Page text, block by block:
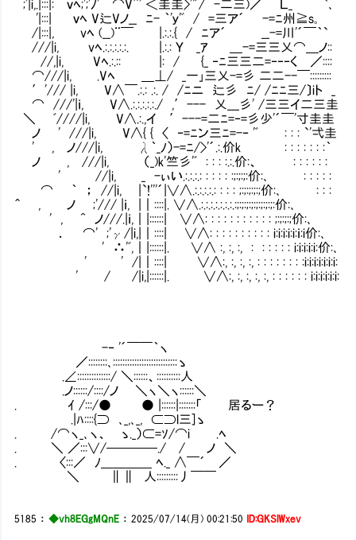
;'|i,.|:::|: ｖﾍ;';'ﾉ' ⌒V＾' ＜圭圭>'"/ -二三)／ Ｌ_ `､
'|:::| ｖﾍ V辷Vノ__ ﾆ- ｀'ｙ'ﾞ / =三ア´ -=ﾆ州≧s｡
/|:::|, vﾍ (__)¨￣ |.:.:.{ / ﾆア´ __-=川'´￣｀`
///|i, vﾍ.:.:.:.:.:. |.:.: Ｙ _ｱ ＿-=三三乂⌒＿ノ::
//,|i, Vﾍ.:.:: |: / {_ ‐ﾆ三三二=‐‐‐く ／::::
⌒///|i, .Vﾍ ＿⊥/ _一｣三乂-=彡 二二--￣:::::::::
′'/// |i, V∧￣.:.: .:. / /ﾆニ 辷彡 ﾆ/ /ﾆﾆ三/〕iト _
⌒ ///'|ｉ, V∧.:.:.:.:.:./ ,′--- 乂___彡' /三三イ二三圭
＼ ﾞ////|i, V∧.:.,イ ′---=二ﾆ=‐=彡少'´￣'寸圭圭
ノ ' ///|i, V∧{ { 〈 ‐=ﾆン三ﾆ=-‐ 'ﾞ : : : `'弌圭
' , ノ///|i, λ｀_ﾉ）-=ﾆ/>'´.:.价k : : : : : : :｀
ノ , ///|i, （_)k'竺彡'ﾞ : : : :.:.价:、 : : : : : :
' //|i, _ -ぃい.:.:.:.: : : : : :;:;:;:价:､ : : : : :
⌒ ｀ ； //|i, |`!'''´|∨∧.:.:.:.:.: : : : ;:;:;:;:;价:､ : : :
＾ , ノ ;'/// |ｉ, |｜::::|. ∨∧.:.:.:.:.:.:.:.:;:;:;:;:;:;:;:;:价:､
' , ^ ノ///.|ｉ,｜|::::::| ∨∧: : : : : : : : : : : ;:;:;:;价:､
． ⌒' ;'γ/|i,|｜::::| ∨∧: : : : : : : : : : i:i:i:i:i:ｉ:i价:､
' ∴'ﾞ,｜|::::::|. ∨∧ :, :, :, : : : : : : i:i:i:i:i:价:､
' ' /|｜::::| ∨∧:, :, :, :, : : : : : : : :i:i:i:i:i:i:i:
' / /|i,|::::::|. ∨∧:, :, :, :, :, : : : : : : i:i:i:i:i:i:
-‐ '´￣￣｀ヽ
／::::::::､:::::::::::::::::::::::::::ゝ
.∠::::::::::::::/ ＼::::::、::::::::::人
.ノ::::::/::::/ノ ＼ヽ＼ヽ::::::＼
. ｲ /:::/● ● |::::::|:::::::「 居るー？
.|ﾊ::::{⊃ ､_,､_, ⊂⊃l三]ゝ
. /⌒ヽ_､ヽ、 ゝ._）⊂=ｿ/⌒i .ﾍ
. ＼ ／:::∨/────./ / ノ ＼
. 〈:::／ ﾉ＿＿＿＿ ﾍ._ ∧￣´ ／
＼ ∥∥ 人:::::::::丿￣￣
5185 ：◆vh8EGgMQnE ：2025/07/14(月) 00:21:50 ID:GKSlWxev